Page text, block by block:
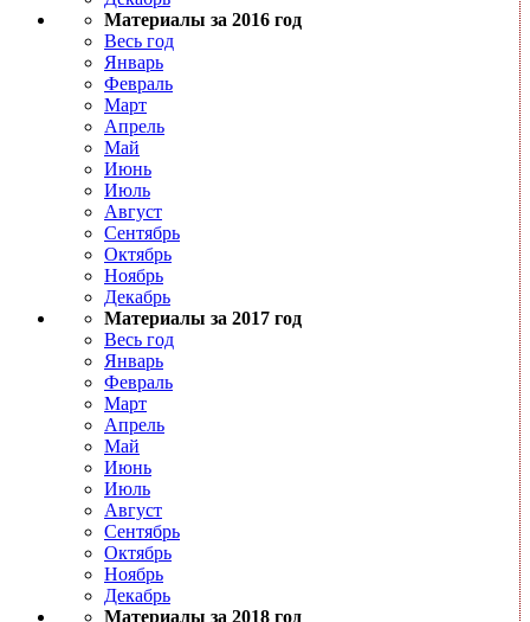
Материалы за 2016 год
Весь год
Январь
Февраль
Март
Апрель
Май
Июнь
Июль
Август
Сентябрь
Октябрь
Ноябрь
Декабрь
Материалы за 2017 год
Весь год
Январь
Февраль
Март
Апрель
Май
Июнь
Июль
Август
Сентябрь
Октябрь
Ноябрь
Декабрь
Материалы за 2018 год